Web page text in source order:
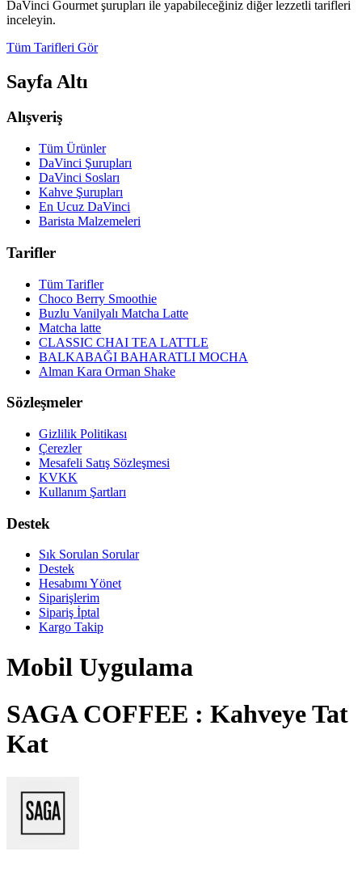
DaVinci Gourmet şurupları ile yapabileceğiniz diğer lezzetli tarifleri
inceleyin.
Tüm Tarifleri Gör
Sayfa Altı
Alışveriş
Tüm Ürünler
DaVinci Şurupları
DaVinci Sosları
Kahve Şurupları
En Ucuz DaVinci
Barista Malzemeleri
Tarifler
Tüm Tarifler
Choco Berry Smoothie
Buzlu Vanilyalı Matcha Latte
Matcha latte
CLASSIC CHAI TEA LATTLE
BALKABAĞI BAHARATLI MOCHA
Alman Kara Orman Shake
Sözleşmeler
Gizlilik Politikası
Çerezler
Mesafeli Satış Sözleşmesi
KVKK
Kullanım Şartları
Destek
Sık Sorulan Sorular
Destek
Hesabımı Yönet
Siparişlerim
Sipariş İptal
Kargo Takip
Mobil Uygulama
SAGA COFFEE : Kahveye Tat
Kat